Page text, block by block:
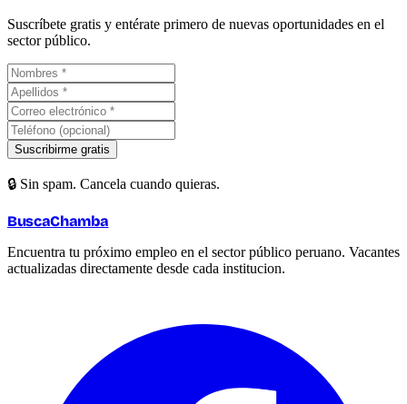
Suscríbete gratis y entérate primero de nuevas oportunidades en el
sector público.
Suscribirme gratis
🔒 Sin spam. Cancela cuando quieras.
BuscaChamba
Encuentra tu próximo empleo en el sector público peruano. Vacantes
actualizadas directamente desde cada institucion.